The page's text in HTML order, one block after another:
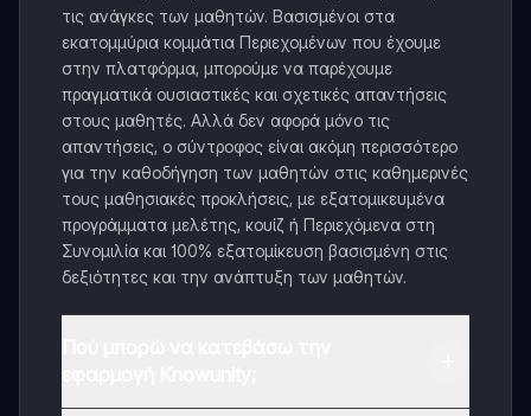
τις ανάγκες των μαθητών. Βασισμένοι στα
εκατομμύρια κομμάτια Περιεχομένων που έχουμε
στην πλατφόρμα, μπορούμε να παρέχουμε
πραγματικά ουσιαστικές και σχετικές απαντήσεις
στους μαθητές. Αλλά δεν αφορά μόνο τις
απαντήσεις, ο σύντροφος είναι ακόμη περισσότερο
για την καθοδήγηση των μαθητών στις καθημερινές
τους μαθησιακές προκλήσεις, με εξατομικευμένα
προγράμματα μελέτης, κουίζ ή Περιεχόμενα στη
Συνομιλία και 100% εξατομίκευση βασισμένη στις
δεξιότητες και την ανάπτυξη των μαθητών.